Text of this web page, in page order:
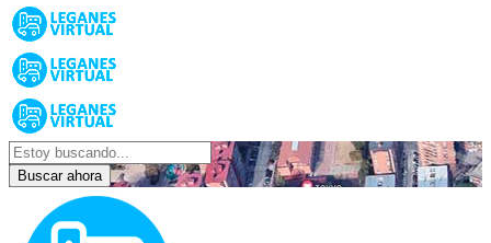
Buscar ahora